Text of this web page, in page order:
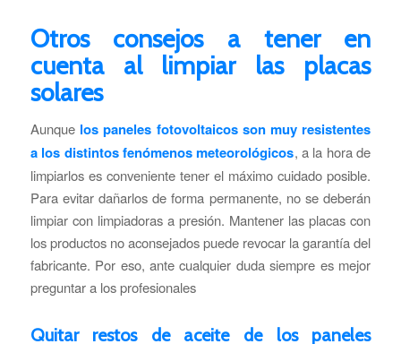
Otros consejos a tener en
cuenta al limpiar las placas
solares
Aunque los paneles fotovoltaicos son muy resistentes
a los distintos fenómenos meteorológicos, a la hora de
limpiarlos es conveniente tener el máximo cuidado posible.
Para evitar dañarlos de forma permanente, no se deberán
limpiar con limpiadoras a presión. Mantener las placas con
los productos no aconsejados puede revocar la garantía del
fabricante. Por eso, ante cualquier duda siempre es mejor
preguntar a los profesionales
Quitar restos de aceite de los paneles